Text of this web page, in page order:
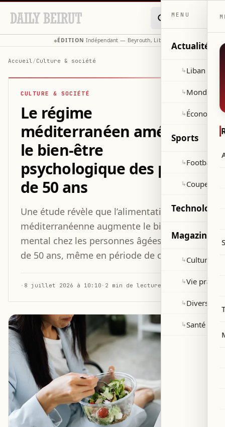
◆ÉDITION ·Indépendant — Beyrouth, Liban
Accueil/Culture & société
CULTURE & SOCIÉTÉ
Le régime
méditerranéen améliore
le bien-être
psychologique des plus
de 50 ans
Une étude révèle que l’alimentation
méditerranéenne augmente le bien-être
mental chez les personnes âgées de plus
de 50 ans, même en période de crise.
· 8 juillet 2026 à 10:10 · 2 min de lecture
MENU
Actualités
↳Liban
↳Monde
↳Économie
Sports
↳Football
↳Coupe du
Technologie
Magazine
↳Culture et
↳Vie
↳Divers
↳Santé